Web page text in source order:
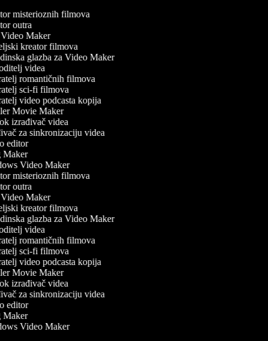
misterioznih filmova
outra
Maker
kreator filmova
glazba za Video Maker
videa
romantičnih filmova
sci-fi filmova
video podcasta kopija
Movie Maker
izrađivač videa
za sinkronizaciju videa
editor
Video Maker
misterioznih filmova
outra
Maker
kreator filmova
glazba za Video Maker
videa
romantičnih filmova
sci-fi filmova
video podcasta kopija
Movie Maker
izrađivač videa
za sinkronizaciju videa
editor
Video Maker